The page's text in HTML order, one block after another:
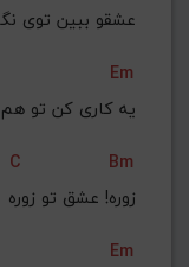
عشقو ببین توی
Em
یه کاری کن تو
C
Bm
زوره! عشق تو
Em